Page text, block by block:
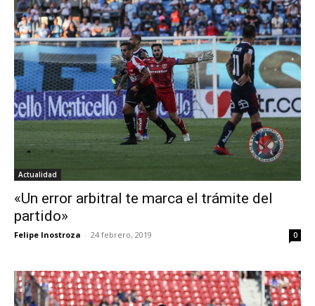
Actualidad
«Un error arbitral te marca el trámite del
partido»
Felipe Inostroza - 24 febrero, 2019 0